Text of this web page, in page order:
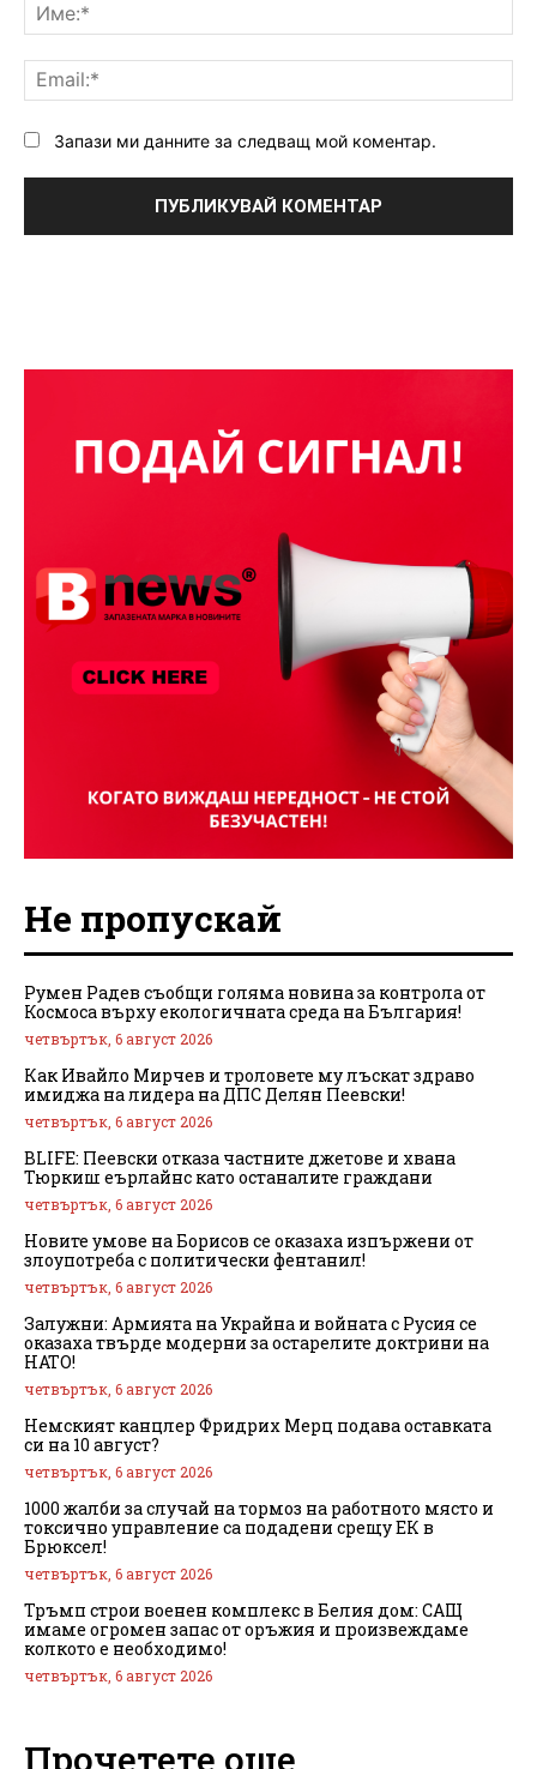
Запази ми данните за следващ мой коментар.
Не пропускай
Румен Радев съобщи голяма новина за контрола от
Космоса върху екологичната среда на България!
четвъртък, 6 август 2026
Как Ивайло Мирчев и троловете му лъскат здраво
имиджа на лидера на ДПС Делян Пеевски!
четвъртък, 6 август 2026
BLIFE: Пеевски отказа частните джетове и хвана
Тюркиш еърлайнс като останалите граждани
четвъртък, 6 август 2026
Новите умове на Борисов се оказаха изпържени от
злоупотреба с политически фентанил!
четвъртък, 6 август 2026
Залужни: Армията на Украйна и войната с Русия се
оказаха твърде модерни за остарелите доктрини на
НАТО!
четвъртък, 6 август 2026
Немският канцлер Фридрих Мерц подава оставката
си на 10 август?
четвъртък, 6 август 2026
1000 жалби за случай на тормоз на работното място и
токсично управление са подадени срещу ЕК в
Брюксел!
четвъртък, 6 август 2026
Тръмп строи военен комплекс в Белия дом: САЩ
имаме огромен запас от оръжия и произвеждаме
колкото е необходимо!
четвъртък, 6 август 2026
Прочетете още